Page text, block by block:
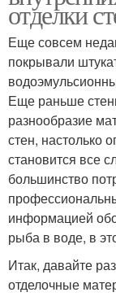
отделки
Еще совсем
покрывали
Еще раньше
разнообразие
стен, настолько
становится все
большинство
информацией
рыба в воде, в
Итак, давайте
отделочные